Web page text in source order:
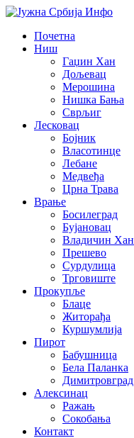
Почетна
Ниш
Гаџин Хан
Дољевац
Мерошина
Нишка Бања
Сврљиг
Лесковац
Бојник
Власотинце
Лебане
Медвеђа
Црна Трава
Врање
Босилеград
Бујановац
Владичин Хан
Прешево
Сурдулица
Трговиште
Прокупље
Блаце
Житорађа
Куршумлија
Пирот
Бабушница
Бела Паланка
Димитровград
Алексинац
Ражањ
Сокобања
Контакт